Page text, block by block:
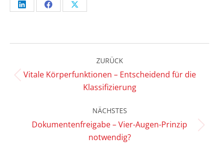
Share
LinkedIn
Share
Facebook
Share
X
Kommentarnavigation
ZURÜCK
Vorheriger
Beitrag:
Vitale Körperfunktionen – Entscheidend für die
Klassifizierung
NÄCHSTES
Nächster
Beitrag:
Dokumentenfreigabe – Vier-Augen-Prinzip
notwendig?